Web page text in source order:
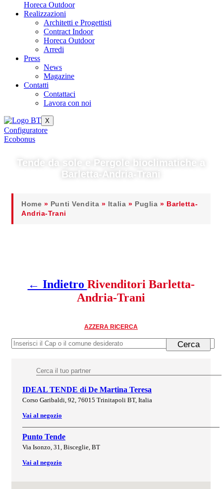
Horeca Outdoor
Realizzazioni
Architetti e Progettisti
Contract Indoor
Horeca Outdoor
Arredi
Press
News
Magazine
Contatti
Contattaci
Lavora con noi
X
Configuratore
Ecobonus
Tende da sole e Pergole bioclimatiche a
Barletta-Andria-Trani
Home » Punti Vendita » Italia » Puglia » Barletta-
Andria-Trani
← Indietro Rivenditori Barletta-
Andria-Trani
AZZERA RICERCA
IDEAL TENDE di De Martina Teresa
Corso Garibaldi, 92, 76015 Trinitapoli BT, Italia
Vai al negozio
Punto Tende
Via Isonzo, 31, Bisceglie, BT
Vai al negozio